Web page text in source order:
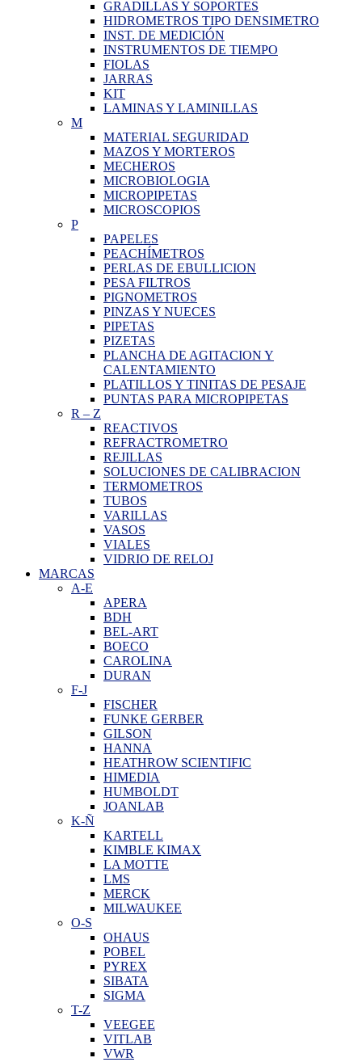
GRADILLAS Y SOPORTES
HIDROMETROS TIPO DENSIMETRO
INST. DE MEDICIÓN
INSTRUMENTOS DE TIEMPO
FIOLAS
JARRAS
KIT
LAMINAS Y LAMINILLAS
M
MATERIAL SEGURIDAD
MAZOS Y MORTEROS
MECHEROS
MICROBIOLOGIA
MICROPIPETAS
MICROSCOPIOS
P
PAPELES
PEACHÍMETROS
PERLAS DE EBULLICION
PESA FILTROS
PIGNOMETROS
PINZAS Y NUECES
PIPETAS
PIZETAS
PLANCHA DE AGITACION Y
CALENTAMIENTO
PLATILLOS Y TINITAS DE PESAJE
PUNTAS PARA MICROPIPETAS
R – Z
REACTIVOS
REFRACTROMETRO
REJILLAS
SOLUCIONES DE CALIBRACION
TERMOMETROS
TUBOS
VARILLAS
VASOS
VIALES
VIDRIO DE RELOJ
MARCAS
A-E
APERA
BDH
BEL-ART
BOECO
CAROLINA
DURAN
F-J
FISCHER
FUNKE GERBER
GILSON
HANNA
HEATHROW SCIENTIFIC
HIMEDIA
HUMBOLDT
JOANLAB
K-Ñ
KARTELL
KIMBLE KIMAX
LA MOTTE
LMS
MERCK
MILWAUKEE
O-S
OHAUS
POBEL
PYREX
SIBATA
SIGMA
T-Z
VEEGEE
VITLAB
VWR